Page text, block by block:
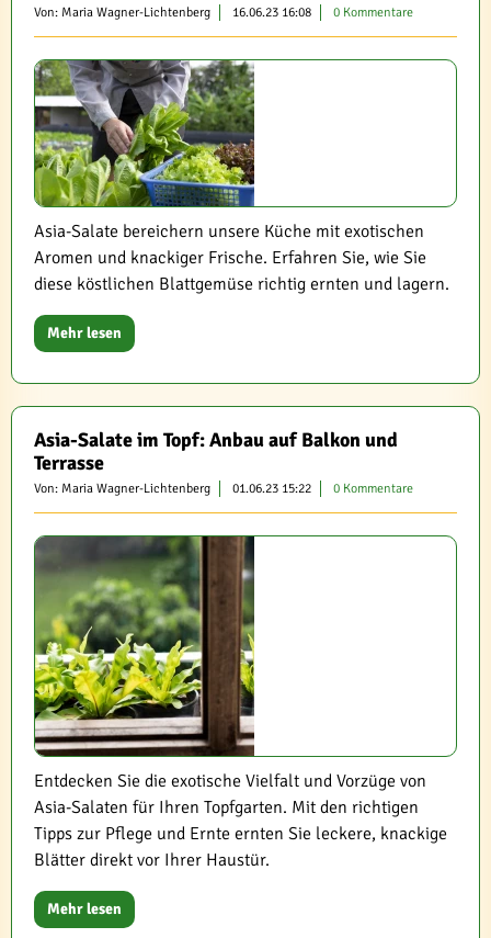
Von: Maria Wagner-Lichtenberg 16.06.23 16:08 0 Kommentare
Asia-Salate bereichern unsere Küche mit exotischen
Aromen und knackiger Frische. Erfahren Sie, wie Sie
diese köstlichen Blattgemüse richtig ernten und lagern.
Mehr lesen
Asia-Salate im Topf: Anbau auf Balkon und
Terrasse
Von: Maria Wagner-Lichtenberg 01.06.23 15:22 0 Kommentare
Entdecken Sie die exotische Vielfalt und Vorzüge von
Asia-Salaten für Ihren Topfgarten. Mit den richtigen
Tipps zur Pflege und Ernte ernten Sie leckere, knackige
Blätter direkt vor Ihrer Haustür.
Mehr lesen